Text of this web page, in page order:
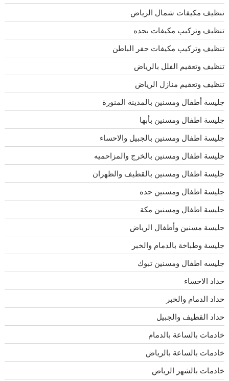
تنظيف مكيفات شمال الرياض
تنظيف وتركيب مكيفات بجده
تنظيف وتركيب مكيفات حفر الباطن
تنظيف وتعقيم الفلل بالرياض
تنظيف وتعقيم منازل الرياض
جليسة أطفال ومسنين بالمدينة المنورة
جليسة اطفال ومسنين بأبها
جليسة اطفال ومسنين بالجبيل والاحساء
جليسة اطفال ومسنين بالخرج والمزاحميه
جليسة اطفال ومسنين بالقطيف والظهران
جليسة اطفال ومسنين جده
جليسة اطفال ومسنين مكة
جليسة مسنين وأطفال الرياض
جليسة وطباخة بالدمام والخبر
جليسه اطفال ومسنين تبوك
حداد الاحساء
حداد الدمام والخبر
حداد القطيف والجبيل
خادمات بالساعة بالدمام
خادمات بالساعة بالرياض
خادمات بالشهر الرياض